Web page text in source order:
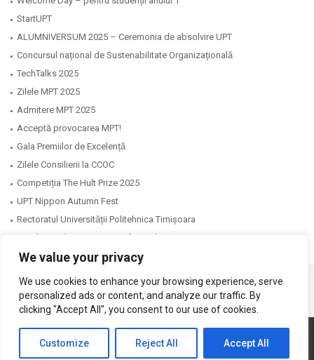
We value your privacy
We use cookies to enhance your browsing experience, serve
personalized ads or content, and analyze our traffic. By
clicking "Accept All", you consent to our use of cookies.
Customize Reject All Accept All
StartUPT
ALUMNIVERSUM 2025 – Ceremonia de absolvire UPT
Concursul național de Sustenabilitate Organizaționalǎ
TechTalks 2025
Zilele MPT 2025
Admitere MPT 2025
Acceptă provocarea MPT!
Gala Premiilor de Excelențǎ
Zilele Consilierii la CCOC
Competiția The Hult Prize 2025
UPT Nippon Autumn Fest
Rectoratul Universitǎții Politehnica Timișoara
Facultatea de Management în Producție și Transporturi
Website realizat de DialogData